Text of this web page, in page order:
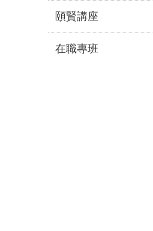
頤賢講座
在職專班